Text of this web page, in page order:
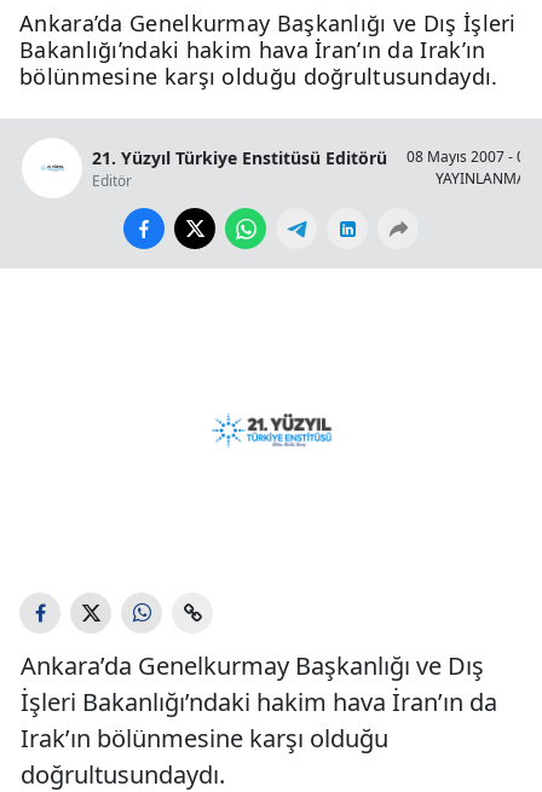
Ankara’da Genelkurmay Başkanlığı ve Dış İşleri
Bakanlığı’ndaki hakim hava İran’ın da Irak’ın
bölünmesine karşı olduğu doğrultusundaydı.
21. Yüzyıl Türkiye Enstitüsü Editörü
Editör
08 Mayıs 2007 -
YAYINLANMA
Ankara’da Genelkurmay Başkanlığı ve Dış
İşleri Bakanlığı’ndaki hakim hava İran’ın da
Irak’ın bölünmesine karşı olduğu
doğrultusundaydı.